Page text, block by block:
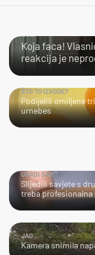
LOL
Koja faca!
reakcija je
ŠTO TO IZVODE?
Podijelili omiljene
urnebes
URADI SAM?
Slijedili savjete s
treba profesionalna
JAO...
Kamera snimila